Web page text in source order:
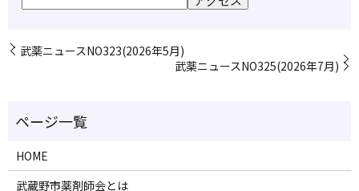
武薬ニュースNO323(2026年5月)
武薬ニュースNO325(2026年7月)
HOME
武蔵野市薬剤師会とは